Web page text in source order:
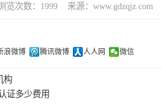
览次数：1999 来源：www.gdzqjz.com
浪微博 腾讯微博 人人网 微信
构
证多少费用
培训管理体系认证